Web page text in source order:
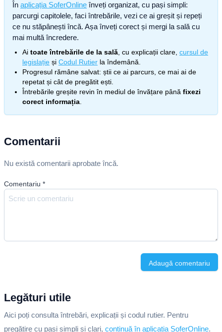
În aplicația SoferOnline înveți organizat, cu pași simpli:
parcurgi capitolele, faci întrebările, vezi ce ai greșit și repeți
ce nu stăpânești încă. Așa înveți corect și mergi la sală cu
mai multă încredere.
Ai toate întrebările de la sală , cu explicații clare, cursul de
legislație și Codul Rutier la îndemână.
Progresul rămâne salvat: știi ce ai parcurs, ce mai ai de
repetat și cât de pregătit ești.
Întrebările greșite revin în mediul de învățare până fixezi
corect informația
Comentarii
Nu există comentarii aprobate încă.
Comentariu *
Adaugă comentariu
Legături utile
Aici poți consulta întrebări, explicații și codul rutier. Pentru
pregătire cu pași simpli și clari, continuă în aplicația SoferOnline.